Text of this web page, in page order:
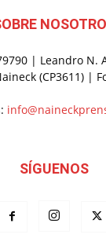
| Leandro N.
(CP3611) |
SÍGUENOS